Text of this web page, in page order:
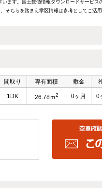
ます。国土数値情報ダウンロードサービ
そちらを踏まえ学区情報は参考としてご活用
間取り 専有面積 敷金
1DK 26.78ｍ2 0ヶ月 0